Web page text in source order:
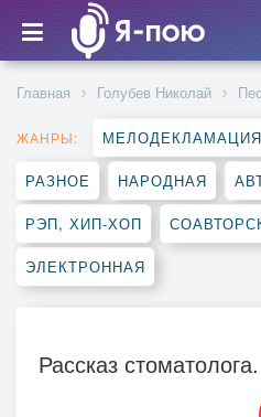
Главная Голубев Николай
ЖАНРЫ: МЕЛОДЕКЛАМАЦИЯ
РАЗНОЕ НАРОДНАЯ
РЭП, ХИП-ХОП
ЭЛЕКТРОННАЯ
Рассказ стоматолога.